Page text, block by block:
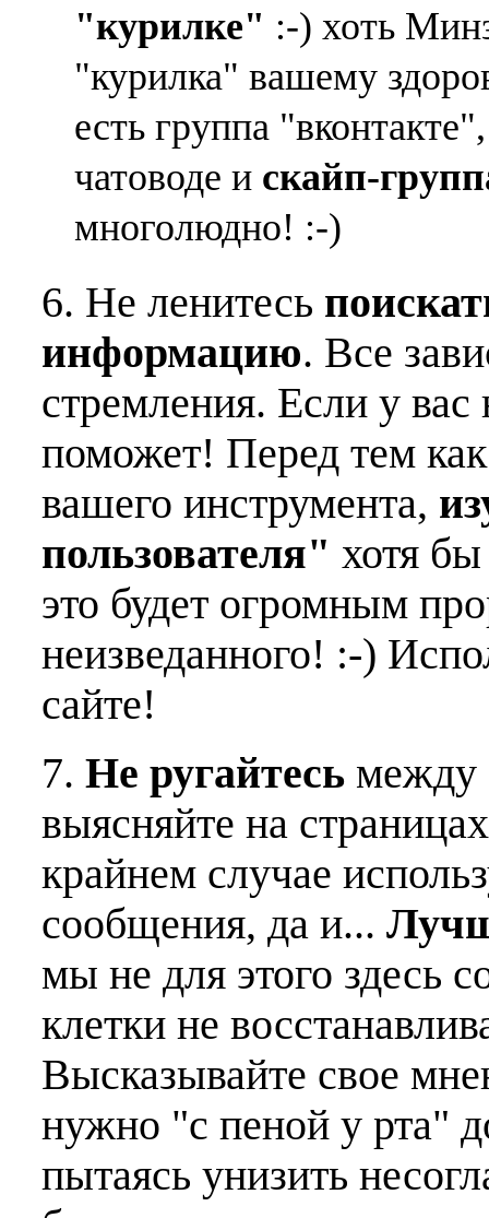
"курилке" :-) хоть
"курилка" вашему
есть группа
чатоводе и скайп-
многолюдно! :-)
6. Не ленитесь
информацию. Все
стремления. Если у
поможет! Перед тем
вашего инструмента,
пользователя" хотя
это будет огромным
неизведанного! :-)
сайте!
7. Не ругайтесь между
выясняйте на
крайнем случае
сообщения, да и...
мы не для этого здесь
клетки не
Высказывайте свое
нужно "с пеной у рта"
пытаясь унизить